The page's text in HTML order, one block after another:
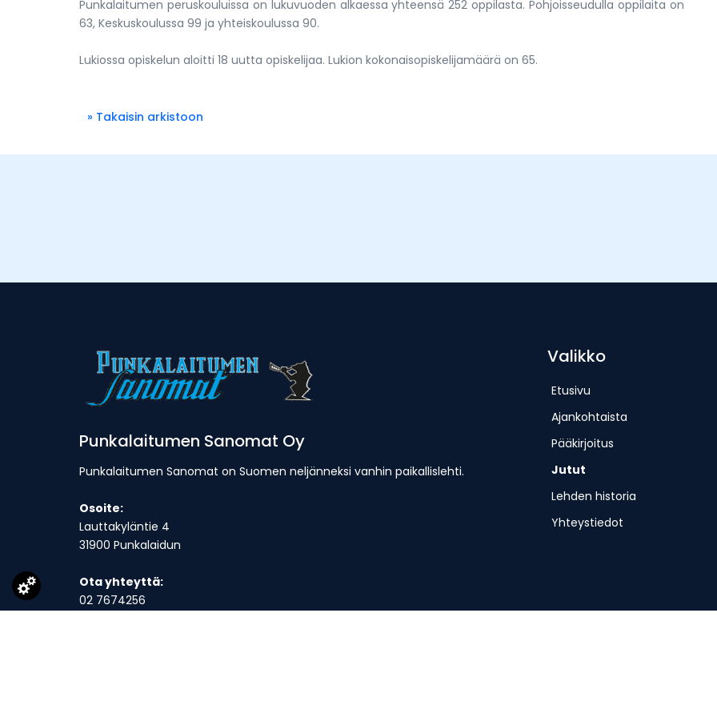
Punkalaitumen peruskouluissa on lukuvuoden alkaessa yhteensä 252 oppilasta. Pohjoisseudulla oppilaita on
63, Keskuskoulussa 99 ja yhteiskoulussa 90.
Lukiossa opiskelun aloitti 18 uutta opiskelijaa. Lukion kokonaisopiskelijamäärä on 65.
» Takaisin arkistoon
Punkalaitumen Sanomat Oy
Punkalaitumen Sanomat on Suomen neljänneksi vanhin paikallislehti.
Osoite:
Lauttakyläntie 4
31900 Punkalaidun
Ota yhteyttä:
02 7674256
Valikko
Etusivu
Ajankohtaista
Pääkirjoitus
Jutut
Lehden historia
Yhteystiedot